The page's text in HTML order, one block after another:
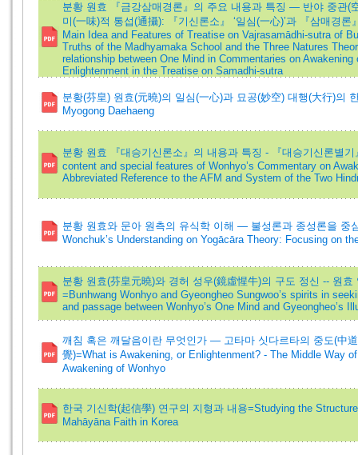
분황 원효 『금강삼매경론』의 주요 내용과 특징 ― 반야 중관(
미(一味)적 통섭(通攝): 『기신론소』 ‘일심(一心)’과 『삼매경
Main Idea and Features of Treatise on Vajrasamādhi-sutra of
Truths of the Madhyamaka School and the Three Natures
relationship between One Mind in Commentaries on
Enlightenment in the Treatise on Samadhi-sutra
분황(芬皇) 원효(元曉)의 일심(一心)과 묘공(妙空) 대행(大行)의
Myogong Daehaeng
분황 원효 『대승기신론소』의 내용과 특징 - 『대승기신론별
content and special features of Wonhyo’s Commentary on
Abbreviated Reference to the AFM and System of the Two
분황 원효와 문아 원측의 유식학 이해 ― 불성론과 종성론을 중
Wonchuk’s Understanding on Yogācāra Theory: Focusing on
분황 원효(芬皇元曉)와 경허 성우(鏡虛惺牛)의 구도 정신 -- 원
=Bunhwang Wonhyo and Gyeongheo Sungwoo’s spirits in
and passage between Wonhyo’s One Mind and Gyeongheo’s
깨침 혹은 깨달음이란 무엇인가 ― 고타마 싯다르타의 중도(中
覺)=What is Awakening, or Enlightenment? - The Middle Way
Awakening of Wonhyo
한국 기신학(起信學) 연구의 지형과 내용=Studying the
Mahāyāna Faith in Korea